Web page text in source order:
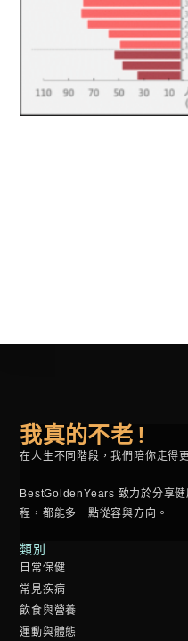
我真的不老 !
在人生不同階段，我們陪你走得
BestGoldenYears 致力於分享
程，都能多一點從容與方向。
類別
日常保健
常見疾病
飲食與營養
運動與體態